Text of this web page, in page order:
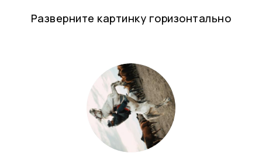
Разверните картинку горизонтально